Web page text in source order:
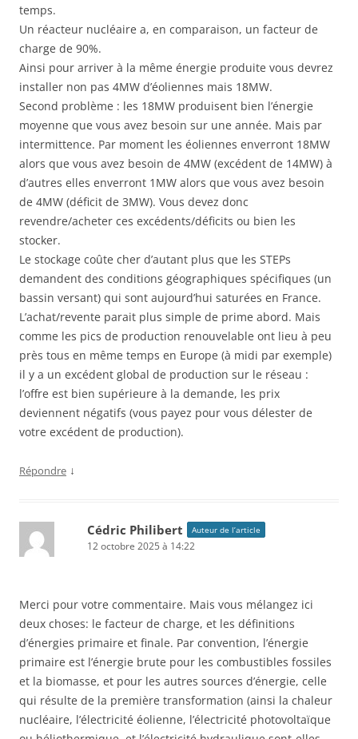
temps.
Un réacteur nucléaire a, en comparaison, un facteur de
charge de 90%.
Ainsi pour arriver à la même énergie produite vous devrez
installer non pas 4MW d’éoliennes mais 18MW.
Second problème : les 18MW produisent bien l’énergie
moyenne que vous avez besoin sur une année. Mais par
intermittence. Par moment les éoliennes enverront 18MW
alors que vous avez besoin de 4MW (excédent de 14MW) à
d’autres elles enverront 1MW alors que vous avez besoin
de 4MW (déficit de 3MW). Vous devez donc
revendre/acheter ces excédents/déficits ou bien les
stocker.
Le stockage coûte cher d’autant plus que les STEPs
demandent des conditions géographiques spécifiques (un
bassin versant) qui sont aujourd’hui saturées en France.
L’achat/revente parait plus simple de prime abord. Mais
comme les pics de production renouvelable ont lieu à peu
près tous en même temps en Europe (à midi par exemple)
il y a un excédent global de production sur le réseau :
l’offre est bien supérieure à la demande, les prix
deviennent négatifs (vous payez pour vous délester de
votre excédent de production).
Répondre ↓
Cédric Philibert Auteur de l’article
12 octobre 2025 à 14:22
Merci pour votre commentaire. Mais vous mélangez ici
deux choses: le facteur de charge, et les définitions
d’énergies primaire et finale. Par convention, l’énergie
primaire est l’énergie brute pour les combustibles fossiles
et la biomasse, et pour les autres sources d’énergie, celle
qui résulte de la première transformation (ainsi la chaleur
nucléaire, l’électricité éolienne, l’électricité photovoltaïque